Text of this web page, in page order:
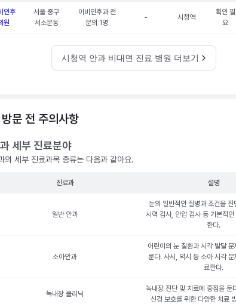
인후
원
서울 중구
서소문동
이비인후과 전
문의 1명
- 시청역
확인 필
요
시청역 안과 비대면 진료 병원 더보기
문 전 주의사항
세부 진료분야
의 세부 진료과목 종류는 다음과 같아요.
진료과 설명
일반 안과
눈의 일반적인 질병과 조건을 진
시력 검사, 안압 검사 등 기본적
한다.
소아안과
어린이의 눈 질환과 시각 발달
룬다. 사시, 약시 등 소아 시각 문
료한다.
녹내장 클리닉
녹내장 진단 및 치료에 중점을 둔
신경 보호를 위한 다양한 치료